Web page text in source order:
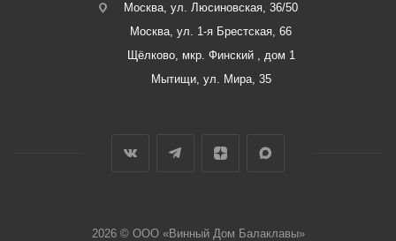
Москва, ул. Люсиновская, 36/50
Москва, ул. 1-я Брестская, 66
Щёлково, мкр. Финский , дом 1
Мытищи, ул. Мира, 35
2026 © ООО «Винный Дом Балаклавы»